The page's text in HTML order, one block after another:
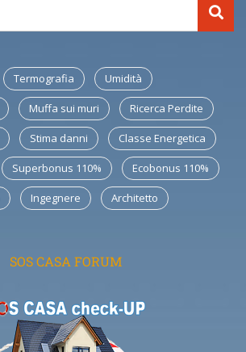
Termografia Umidità
Muffa sui muri Ricerca Perdite
Stima danni Classe Energetica
Superbonus 110% Ecobonus 110%
Ingegnere Architetto
SOS CASA FORUM